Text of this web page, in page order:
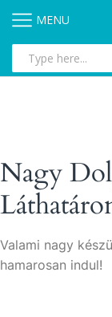
MENU
Nagy
Valami nagy
hamarosan indul!